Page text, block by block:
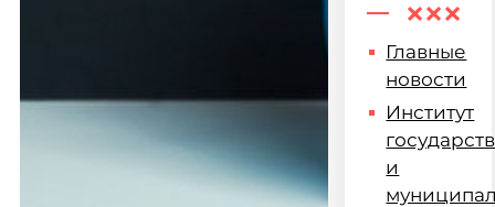
Главные
новости
Институт
и